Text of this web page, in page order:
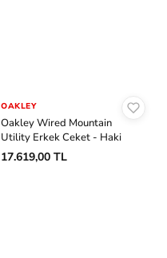
OAKLEY
Oakley Wired Mountain
Utility Erkek Ceket - Haki
17.619,00 TL